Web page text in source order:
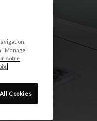
"Manage
notre
Cookies